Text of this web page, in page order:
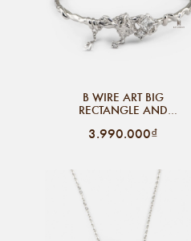
B WIRE ART BIG
RECTANGLE AND
3.990.000₫